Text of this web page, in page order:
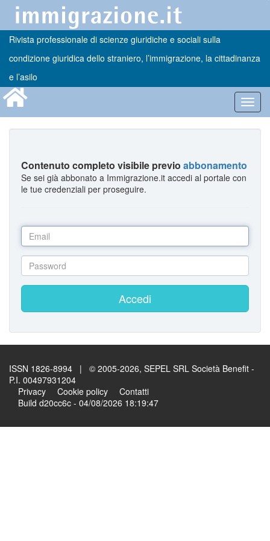
Rivista professionale di scienze giuridiche e sociali sulla
condizione giuridica dello straniero, l’immigrazione, la cittadinanza
e l’asilo
Contenuto completo visibile previo abbonamento
Se sei già abbonato a Immigrazione.it accedi al portale con
le tue credenziali per proseguire.
Accedi
ISSN 1826-8994 | © 2005-2026, SEPEL SRL Società Benefit -
P.I. 00497931204
Privacy
Cookie policy
Contatti
Build d20cc6c - 04/08/2026 18:19:47